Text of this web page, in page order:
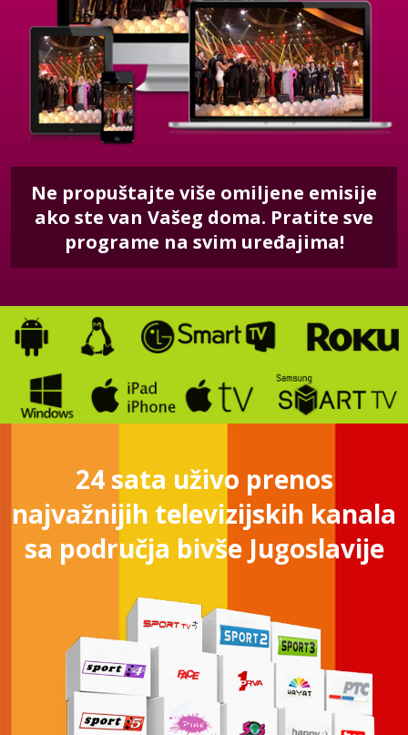
Ne propuštajte više omiljene emisije
ako ste van Vašeg doma. Pratite sve
programe na svim uređajima!
24 sata uživo prenos
najvažnijih televizijskih kanala
sa područja bivše Jugoslavije